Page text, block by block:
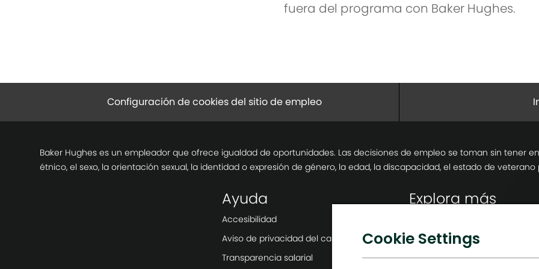
fuera del programa con Baker Hughes.
Configuración de cookies del sitio de empleo
Baker Hughes es un empleador que ofrece igualdad de oportunidades. Las decisiones de empleo se toman sin tener
étnico, el sexo, la orientación sexual, la identidad o expresión de género, la edad, la discapacidad, el estado de
Ayuda
Accesibilidad
Aviso de privacidad del candidato
Transparencia salarial
Explora más
Liderazgo de la empresa
Transformación digital
Cookie Settings